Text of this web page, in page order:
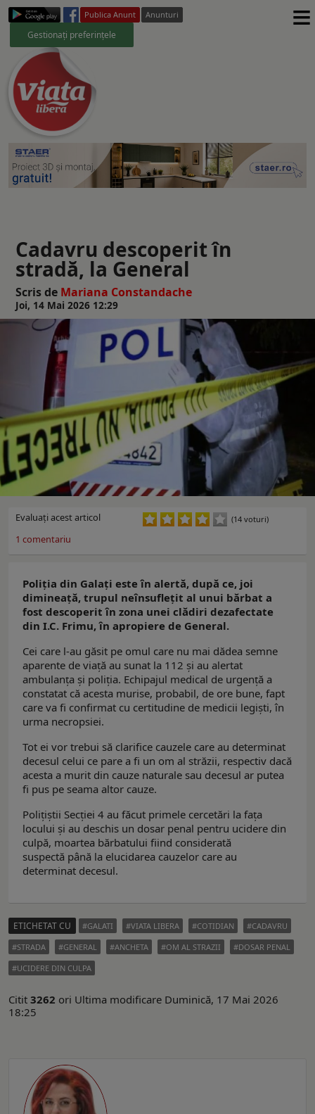
Publica Anunt Anunturi
Gestionați preferințele ≡
Cadavru descoperit în
stradă, la General
Scris de Mariana Constandache
Joi, 14 Mai 2026 12:29
Evaluaţi acest articol (14 voturi)
1 comentariu
Poliția din Galați este în alertă, după ce, joi
dimineață, trupul neînsuflețit al unui bărbat a
fost descoperit în zona unei clădiri dezafectate
din I.C. Frimu, în apropiere de General.
Cei care l-au găsit pe omul care nu mai dădea semne
aparente de viață au sunat la 112 și au alertat
ambulanța și poliția. Echipajul medical de urgență a
constatat că acesta murise, probabil, de ore bune, fapt
care va fi confirmat cu certitudine de medicii legiști, în
urma necropsiei.
Tot ei vor trebui să clarifice cauzele care au determinat
decesul celui ce pare a fi un om al străzii, respectiv dacă
acesta a murit din cauze naturale sau decesul ar putea
fi pus pe seama altor cauze.
Polițiștii Secției 4 au făcut primele cercetări la fața
locului și au deschis un dosar penal pentru ucidere din
culpă, moartea bărbatului fiind considerată
suspectă până la elucidarea cauzelor care au
determinat decesul.
ETICHETAT CU GALATI VIATA LIBERA COTIDIAN
CADAVRU
STRADA
GENERAL ANCHETA OM AL STRAZII
DOSAR PENAL
UCIDERE DIN CULPA
Citit 3262 ori Ultima modificare Duminică, 17 Mai 2026
18:25